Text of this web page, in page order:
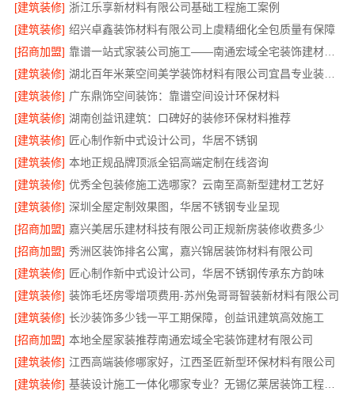
[建筑装修] 浙江乐享新材料有限公司基础工程施工案例
[建筑装修] 绍兴卓鑫装饰材料有限公司上虞精细化全包质量有保障
[招商加盟]
靠谱一站式家装公司施工——南通宏域全宅装饰建材有限公司
[建筑装修]
湖北百年米莱空间美学装饰材料有限公司宜昌专业装修公司口碑
[建筑装修] 广东鼎饰空间装饰：靠谱空间设计环保材料
[建筑装修] 湖南创益讯建筑：口碑好的装修环保材料推荐
[建筑装修] 匠心制作新中式设计公司，华居不锈钢
[建筑装修] 本地正规品牌顶派全铝高端定制在线咨询
[建筑装修] 优秀全包装修施工选哪家？云南至高新型建材工艺好
[建筑装修] 深圳全屋定制效果图，华居不锈钢专业呈现
[招商加盟] 嘉兴美居乐建材科技有限公司正规新房装修收费多少
[招商加盟] 秀洲区装饰排名公寓，嘉兴锦居装饰材料有限公司
[建筑装修] 匠心制作新中式设计公司，华居不锈钢传承东方韵味
[建筑装修] 装饰毛坯房零增项费用-苏州兔哥哥智装新材料有限公司
[建筑装修] 长沙装饰多少钱一平工期保障，创益讯建筑高效施工
[招商加盟] 本地全屋家装推荐南通宏域全宅装饰建材有限公司
[建筑装修] 江西高端装修哪家好，江西圣匠新型环保材料有限公司
[建筑装修]
基装设计施工一体化哪家专业？无锡亿莱居装饰工程材料有限公司专业可靠